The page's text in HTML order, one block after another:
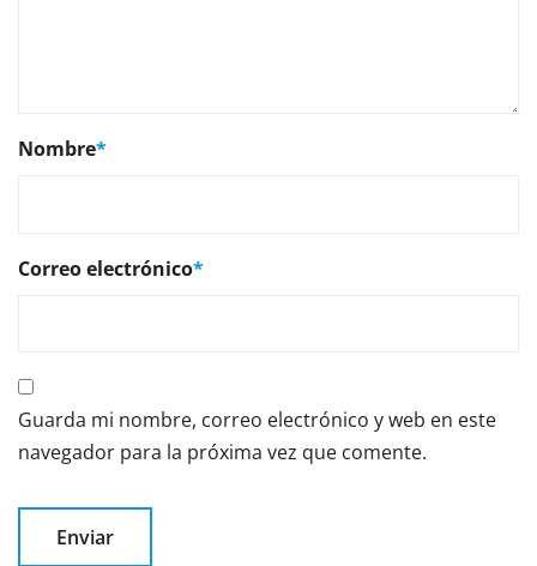
Nombre*
Correo electrónico*
Guarda mi nombre, correo electrónico y web en este
navegador para la próxima vez que comente.